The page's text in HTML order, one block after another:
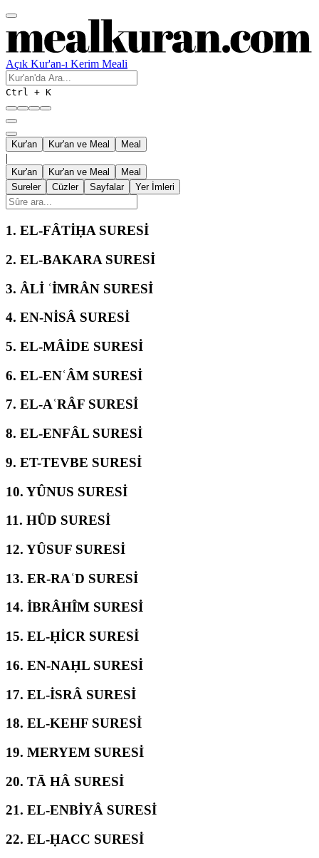
Açık Kur'an-ı Kerim Meali
Ctrl + K
Kur'an Kur'an ve Meal Meal
|
Kur'an Kur'an ve Meal
Meal
Sureler
Cüzler Sayfalar Yer İmleri
1. EL-FÂTİḤA SURESİ
2. EL-BAKARA SURESİ
3. ÂLİ ʿİMRÂN SURESİ
4. EN-NİSÂ SURESİ
5. EL-MÂİDE SURESİ
6. EL-ENʿÂM SURESİ
7. EL-AʿRÂF SURESİ
8. EL-ENFÂL SURESİ
9. ET-TEVBE SURESİ
10. YÛNUS SURESİ
11. HÛD SURESİ
12. YÛSUF SURESİ
13. ER-RAʿD SURESİ
14. İBRÂHÎM SURESİ
15. EL-ḤİCR SURESİ
16. EN-NAḤL SURESİ
17. EL-İSRÂ SURESİ
18. EL-KEHF SURESİ
19. MERYEM SURESİ
20. TĀ HÂ SURESİ
21. EL-ENBİYÂ SURESİ
22. EL-ḤACC SURESİ